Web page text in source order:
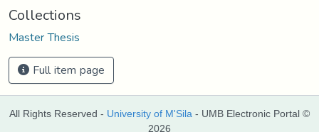
Collections
Master Thesis
Full item page
All Rights Reserved - University of M'Sila - UMB Electronic Portal ©
2026